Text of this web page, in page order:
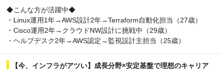
◆こんな方が活躍中◆
・Linux運用1年→AWS設計2年→Terraform自動化担当（27歳）
・Cisco運用2年→クラウドNW設計に挑戦中（29歳）
・ヘルプデスク2年→AWS認定→監視設計主担当（25歳）
【今、インフラがアツい】成長分野×安定基盤で理想のキャリア